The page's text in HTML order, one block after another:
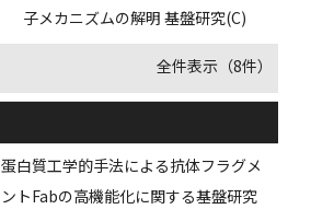
子メカニズムの解明 基盤研究(C)
全件表示（8件）
蛋白質工学的手法による抗体フラグメ
ントFabの高機能化に関する基盤研究